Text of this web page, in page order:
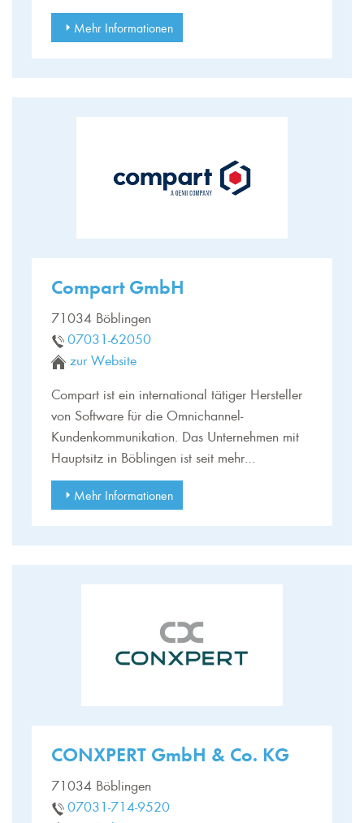
Mehr Informationen
Compart GmbH
Compart ist ein international tätiger Hersteller
von Software für die Omnichannel-
Kundenkommunikation. Das Unternehmen mit
Hauptsitz in Böblingen ist seit mehr…
Mehr Informationen
71034 Böblingen
07031-62050
zur Website
CONXPERT GmbH & Co. KG
71034 Böblingen
07031-714-9520